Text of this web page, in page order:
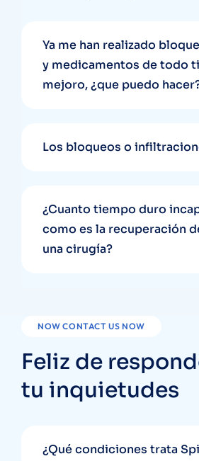
Ya me han realizado
y medicamentos de todo
mejoro, ¿que puedo
Los bloqueos o
¿Cuanto tiempo duro
como es la recuperación
una cirugía?
NOW CONTACT US NOW
Feliz de
tu inquietudes
¿Qué condiciones trata